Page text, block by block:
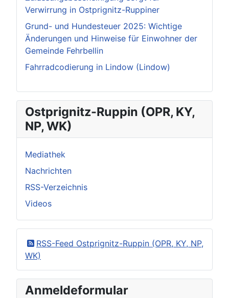
Verwirrung in Ostprignitz-Ruppiner
Grund- und Hundesteuer 2025: Wichtige
Änderungen und Hinweise für Einwohner der
Gemeinde Fehrbellin
Fahrradcodierung in Lindow (Lindow)
Ostprignitz-Ruppin (OPR, KY,
NP, WK)
Mediathek
Nachrichten
RSS-Verzeichnis
Videos
RSS-Feed Ostprignitz-Ruppin (OPR, KY, NP,
WK)
Anmeldeformular